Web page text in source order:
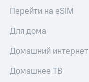
Перейти на eSIM
Для дома
Домашний интернет
Домашнее ТВ